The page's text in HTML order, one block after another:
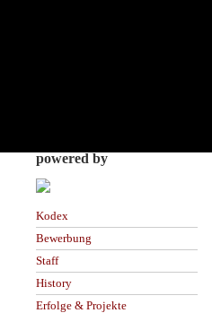
powered by
Kodex
Bewerbung
Staff
History
Erfolge & Projekte